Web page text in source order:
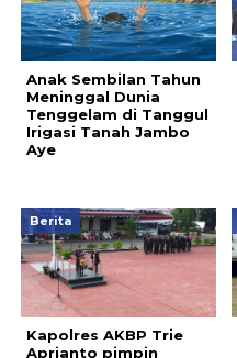
Anak Sembilan Tahun
Meninggal Dunia
Tenggelam di Tanggul
Irigasi Tanah Jambo
Aye
Berita
Kapolres AKBP Trie
Aprianto pimpin